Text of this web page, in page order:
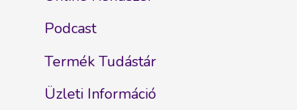
Podcast
Termék Tudástár
Üzleti Információ